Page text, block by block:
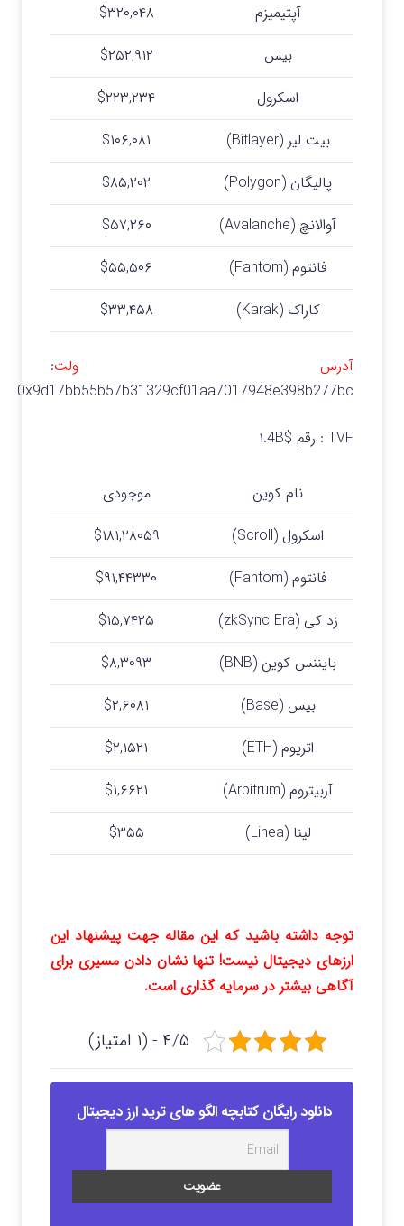
آپتیمیزم
$۳۲۰,۰۴۸
بیس
$۲۵۲,۹۱۲
اسکرول
$۲۲۳,۲۳۴
بیت لیر (Bitlayer)
$۱۰۶,۰۸۱
پالیگان (Polygon)
$۸۵,۲۰۲
آوالانچ (Avalanche)
$۵۷,۲۶۰
فانتوم (Fantom)
$۵۵,۵۰۶
کاراک (Karak)
$۳۳,۴۵۸
آدرس ولت:
0x9d17bb55b57b31329cf01aa7017948e398b277bc
TVF : رقم $۱.4B
نام کوین
موجودی
اسکرول (Scroll)
$۱۸۱,۲۸۰۵۹
فانتوم (Fantom)
$۹۱,۴۴۳۳۰
زد کی (zkSync Era)
$۱۵,۷۴۲۵
بایننس کوین (BNB)
$۸,۳۰۹۳
بیس (Base)
$۲,۶۰۸۱
اتریوم (ETH)
$۲,۱۵۲۱
آربیتروم (Arbitrum)
$۱,۶۶۲۱
لینا (Linea)
$۳۵۵
توجه داشته باشید که این مقاله جهت پیشنهاد این
ارزهای دیجیتال نیست! تنها نشان دادن مسیری برای
آگاهی بیشتر در سرمایه گذاری است.
۴/۵ - (۱ امتیاز)
دانلود رایگان کتابچه الگو های ترید ارز دیجیتال